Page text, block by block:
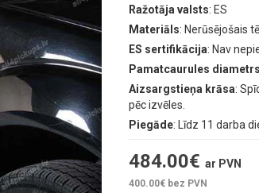
Ražotāja valsts: ES
Materiāls: Nerūsējošais
ES sertifikācija: Nav
Pamatcaurules diametrs
Aizsargstieņa krāsa:
pēc izvēles.
Piegāde: Līdz 11 darba
484.00€ ar PVN
400.00€ bez PVN